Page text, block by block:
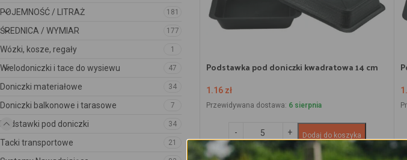
POJEMNOŚĆ / LITRAŻ 181
ŚREDNICA / WYMIAR 177
Wózki, kosze, regały 1
Wielodoniczki i tace do wysiewu 47
Doniczki materiałowe 34
Doniczki balkonowe i tarasowe 7
Podstawki pod doniczki 34
Tacki transportowe 21
Podstawka pod doniczki kwadratowa 14 cm
1.16 zł
Przewidywana dostawa: 6 sierpnia
Dodaj do koszyka